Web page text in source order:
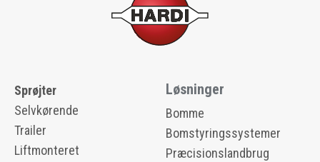
Sprøjter
Selvkørende
Trailer
Liftmonteret
Løsninger
Bomme
Bomstyringssystemer
Præcisionslandbrug